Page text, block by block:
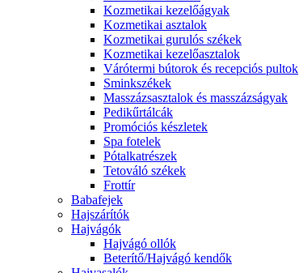
Kozmetikai kezelőágyak
Kozmetikai asztalok
Kozmetikai gurulós székek
Kozmetikai kezelőasztalok
Várótermi bútorok és recepciós pultok
Sminkszékek
Masszázsasztalok és masszázságyak
Pedikűrtálcák
Promóciós készletek
Spa fotelek
Pótalkatrészek
Tetováló székek
Frottír
Babafejek
Hajszárítók
Hajvágók
Hajvágó ollók
Beterítő/Hajvágó kendők